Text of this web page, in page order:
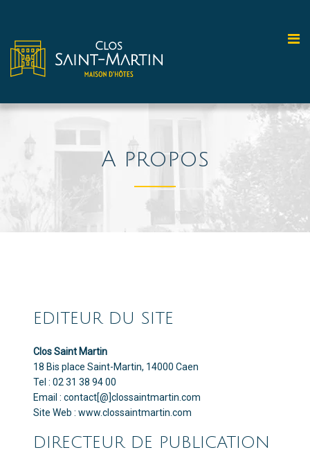
A propos
EDITEUR DU SITE
Clos Saint Martin
18 Bis place Saint-Martin, 14000 Caen
Tel : 02 31 38 94 00
Email : contact[@]clossaintmartin.com
Site Web : www.clossaintmartin.com
DIRECTEUR DE PUBLICATION